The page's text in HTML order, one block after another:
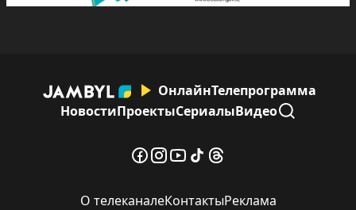
ОнлайнТелепрограмма
НовостиПроектыСериалыВидео
О телеканалеКонтактыРеклама